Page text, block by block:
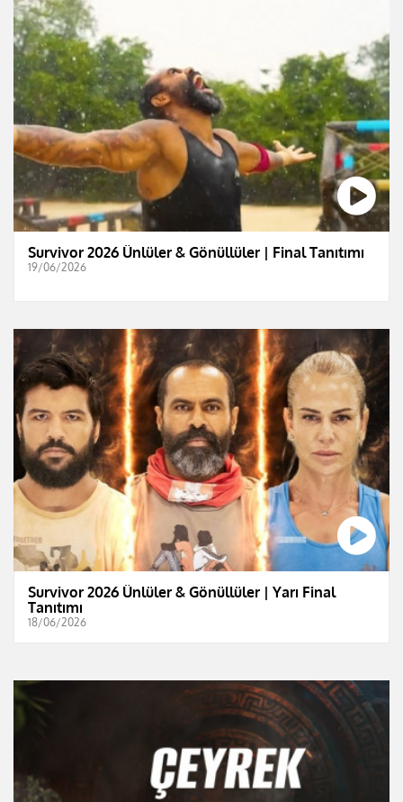
Survivor 2026 Ünlüler & Gönüllüler | Final Tanıtımı
19/06/2026
Survivor 2026 Ünlüler & Gönüllüler | Yarı Final
Tanıtımı
18/06/2026